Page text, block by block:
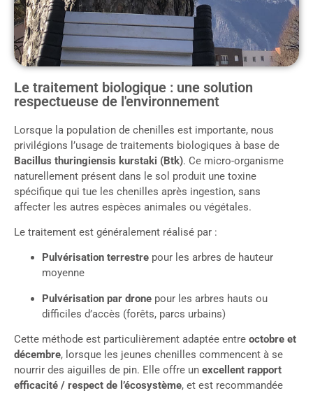
Le traitement biologique : une solution
respectueuse de l'environnement
Lorsque la population de chenilles est importante, nous
privilégions l’usage de traitements biologiques à base de
Bacillus thuringiensis kurstaki (Btk). Ce micro-organisme
naturellement présent dans le sol produit une toxine
spécifique qui tue les chenilles après ingestion, sans
affecter les autres espèces animales ou végétales.
Le traitement est généralement réalisé par :
Pulvérisation terrestre pour les arbres de hauteur
moyenne
Pulvérisation par drone pour les arbres hauts ou
difficiles d’accès (forêts, parcs urbains)
Cette méthode est particulièrement adaptée entre octobre et
décembre, lorsque les jeunes chenilles commencent à se
nourrir des aiguilles de pin. Elle offre un excellent rapport
efficacité / respect de l’écosystème, et est recommandée